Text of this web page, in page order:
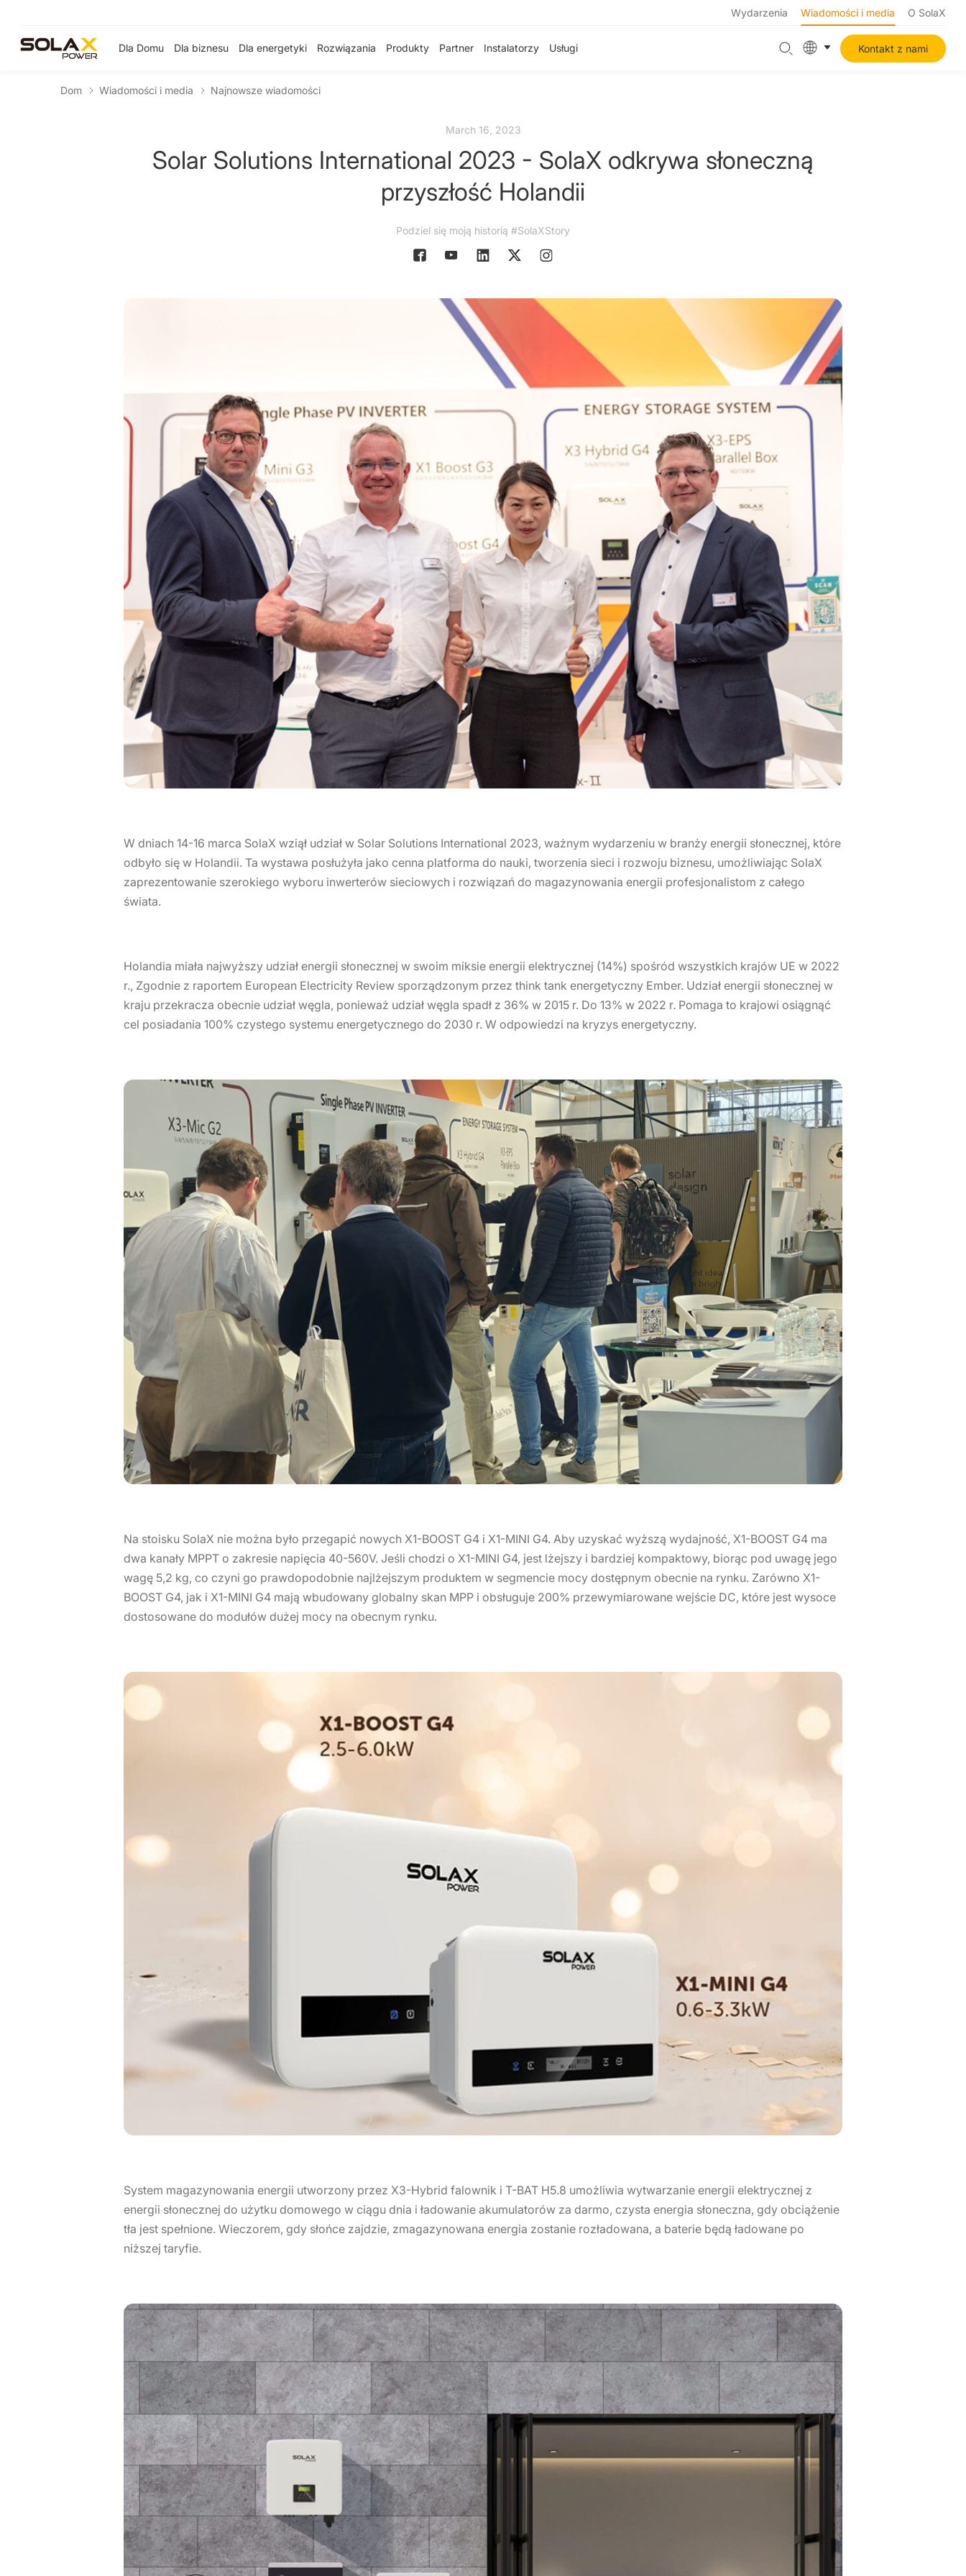
Wydarzenia Wiadomości i media O SolaX
Dla Domu Dla biznesu Dla energetyki Rozwiązania Produkty Partner Instalatorzy Usługi Kontakt z nami
Dom Wiadomości i media Najnowsze wiadomości
March 16, 2023
Solar Solutions International 2023 - SolaX odkrywa słoneczną
przyszłość Holandii
Podziel się moją historią #SolaXStory
W dniach 14-16 marca SolaX wziął udział w Solar Solutions International 2023, ważnym wydarzeniu w branży energii słonecznej, które
odbyło się w Holandii. Ta wystawa posłużyła jako cenna platforma do nauki, tworzenia sieci i rozwoju biznesu, umożliwiając SolaX
zaprezentowanie szerokiego wyboru inwerterów sieciowych i rozwiązań do magazynowania energii profesjonalistom z całego
świata.
Holandia miała najwyższy udział energii słonecznej w swoim miksie energii elektrycznej (14%) spośród wszystkich krajów UE w 2022
r., Zgodnie z raportem European Electricity Review sporządzonym przez think tank energetyczny Ember. Udział energii słonecznej w
kraju przekracza obecnie udział węgla, ponieważ udział węgla spadł z 36% w 2015 r. Do 13% w 2022 r. Pomaga to krajowi osiągnąć
cel posiadania 100% czystego systemu energetycznego do 2030 r. W odpowiedzi na kryzys energetyczny.
Na stoisku SolaX nie można było przegapić nowych X1-BOOST G4 i X1-MINI G4. Aby uzyskać wyższą wydajność, X1-BOOST G4 ma
dwa kanały MPPT o zakresie napięcia 40-560V. Jeśli chodzi o X1-MINI G4, jest lżejszy i bardziej kompaktowy, biorąc pod uwagę jego
wagę 5,2 kg, co czyni go prawdopodobnie najlżejszym produktem w segmencie mocy dostępnym obecnie na rynku. Zarówno X1-
BOOST G4, jak i X1-MINI G4 mają wbudowany globalny skan MPP i obsługuje 200% przewymiarowane wejście DC, które jest wysoce
dostosowane do modułów dużej mocy na obecnym rynku.
System magazynowania energii utworzony przez X3-Hybrid falownik i T-BAT H5.8 umożliwia wytwarzanie energii elektrycznej z
energii słonecznej do użytku domowego w ciągu dnia i ładowanie akumulatorów za darmo, czysta energia słoneczna, gdy obciążenie
tła jest spełnione. Wieczorem, gdy słońce zajdzie, zmagazynowana energia zostanie rozładowana, a baterie będą ładowane po
niższej taryfie.